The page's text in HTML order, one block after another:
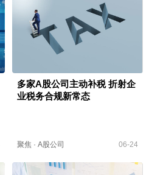
多家A股公司主动补税 折射企
业税务合规新常态
聚焦 · A股公司 06-24